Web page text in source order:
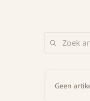
Geen